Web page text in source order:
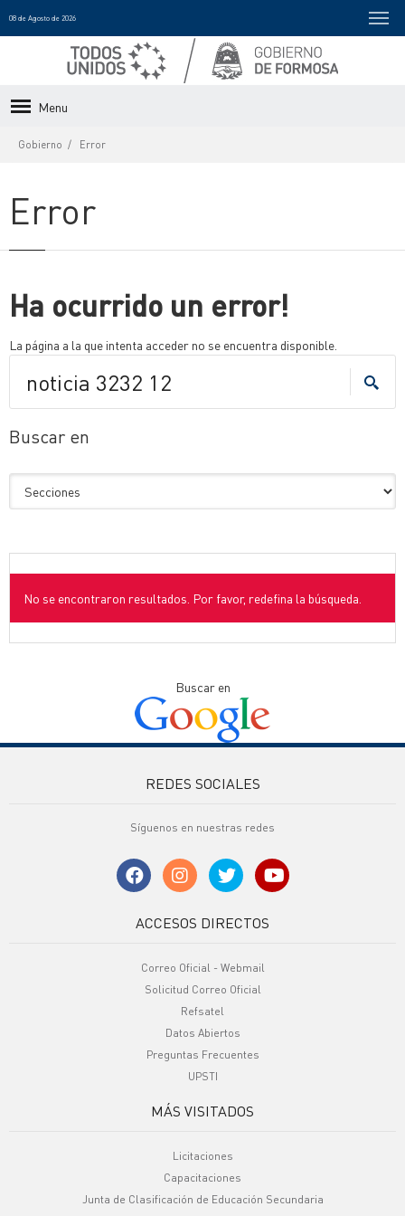
08 de Agosto de 2026
Menu
Gobierno Error
Error
Ha ocurrido un error!
La página a la que intenta acceder no se encuentra disponible.
Buscar en
No se encontraron resultados. Por favor, redefina la búsqueda.
Buscar en
REDES SOCIALES
Síguenos en nuestras redes
ACCESOS DIRECTOS
Correo Oficial - Webmail
Solicitud Correo Oficial
Refsatel
Datos Abiertos
Preguntas Frecuentes
UPSTI
MÁS VISITADOS
Licitaciones
Capacitaciones
Junta de Clasificación de Educación Secundaria